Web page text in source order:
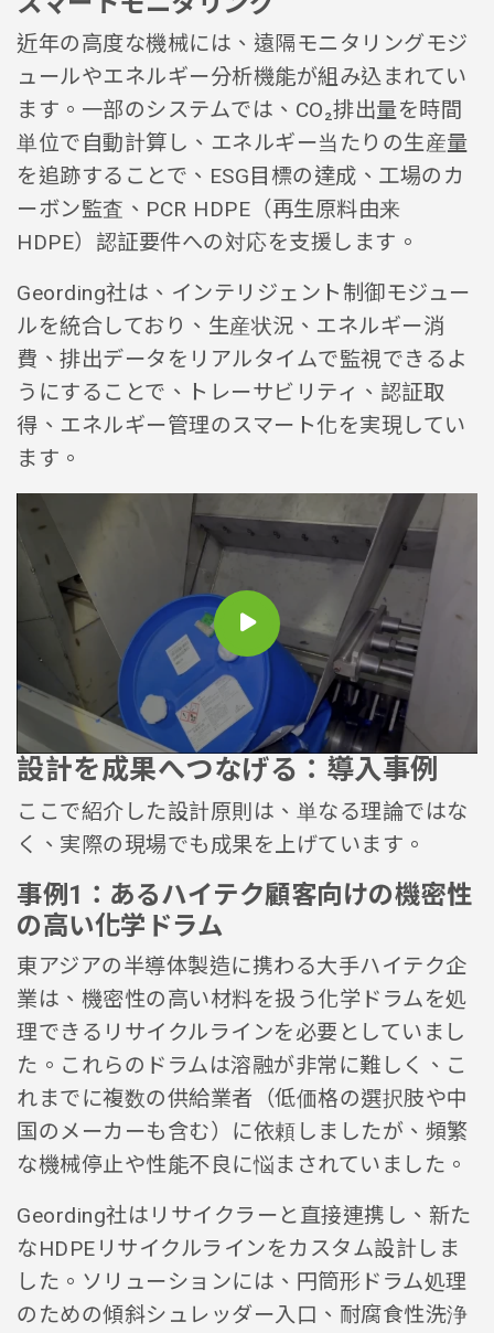
近年の高度な機械には、遠隔モニタリングモジ
ュールやエネルギー分析機能が組み込まれてい
ます。一部のシステムでは、CO₂排出量を時間
単位で自動計算し、エネルギー当たりの生産量
を追跡することで、ESG目標の達成、工場のカ
ーボン監査、PCR HDPE（再生原料由来
HDPE）認証要件への対応を支援します。
Geording社は、インテリジェント制御モジュー
ルを統合しており、生産状況、エネルギー消
費、排出データをリアルタイムで監視できるよ
うにすることで、トレーサビリティ、認証取
得、エネルギー管理のスマート化を実現してい
ます。
設計を成果へつなげる：導入事例
ここで紹介した設計原則は、単なる理論ではな
く、実際の現場でも成果を上げています。
事例1：あるハイテク顧客向けの機密性
の高い化学ドラム
東アジアの半導体製造に携わる大手ハイテク企
業は、機密性の高い材料を扱う化学ドラムを処
理できるリサイクルラインを必要としていまし
た。これらのドラムは溶融が非常に難しく、こ
れまでに複数の供給業者（低価格の選択肢や中
国のメーカーも含む）に依頼しましたが、頻繁
な機械停止や性能不良に悩まされていました。
Geording社はリサイクラーと直接連携し、新た
なHDPEリサイクルラインをカスタム設計しま
した。ソリューションには、円筒形ドラム処理
のための傾斜シュレッダー入口、耐腐食性洗浄